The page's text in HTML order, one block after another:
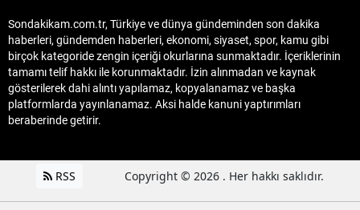
Sondakikam.com.tr, Türkiye ve dünya gündeminden son dakika
haberleri, gündemden haberleri, ekonomi, siyaset, spor, kamu gibi
birçok kategoride zengin içeriği okurlarına sunmaktadır. İçeriklerinin
tamamı telif hakkı ile korunmaktadır. İzin alınmadan ve kaynak
gösterilerek dahi alıntı yapılamaz, kopyalanamaz ve başka
platformlarda yayınlanamaz. Aksi halde kanuni yaptırımları
beraberinde getirir.
RSS Copyright © 2026 . Her hakkı saklıdır.